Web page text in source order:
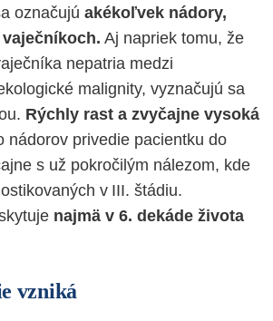
označujú akékoľvek nádory,
Aj napriek tomu, že
nepatria medzi
malignity, vyznačujú sa
Rýchly rast a zvyčajne vysoká
nádorov privedie pacientku do
s už pokročilým nálezom, kde
v III. štádiu.
najmä v 6. dekáde života
vzniká